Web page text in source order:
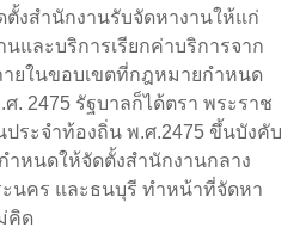
งสำนักงานรับจัดหางานให้แก่
และบริการเรียกค่าบริการจาก
ยในขอบเขตที่กฎหมายกำหนด
. 2475 รัฐบาลก็ได้ตรา พระราช
ระจำท้องถิ่น พ.ศ.2475 ขึ้นบังคับ
หนดให้จัดตั้งสำนักงานกลาง
นคร และธนบุรี ทำหน้าที่จัดหา
คิด